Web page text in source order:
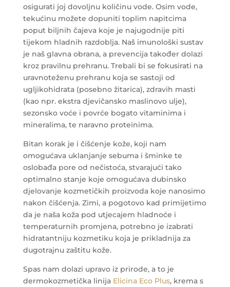
osigurati joj dovoljnu količinu vode. Osim vode,
tekućinu možete dopuniti toplim napitcima
poput biljnih čajeva koje je najugodnije piti
tijekom hladnih razdoblja. Naš imunološki sustav
je naš glavna obrana, a prevencija također dolazi
kroz pravilnu prehranu. Trebali bi se fokusirati na
uravnoteženu prehranu koja se sastoji od
ugljikohidrata (posebno žitarica), zdravih masti
(kao npr. ekstra djevičansko maslinovo ulje),
sezonsko voće i povrće bogato vitaminima i
mineralima, te naravno proteinima.
Bitan korak je i čišćenje kože, koji nam
omogućava uklanjanje sebuma i šminke te
oslobađa pore od nečistoća, stvarajući tako
optimalno stanje koje omogućava dubinsko
djelovanje kozmetičkih proizvoda koje nanosimo
nakon čišćenja. Zimi, a pogotovo kad primijetimo
da je naša koža pod utjecajem hladnoće i
temperaturnih promjena, potrebno je izabrati
hidratantniju kozmetiku koja je prikladnija za
dugotrajnu zaštitu kože.
Spas nam dolazi upravo iz prirode, a to je
dermokozmetička linija Elicina Eco Plus, krema s